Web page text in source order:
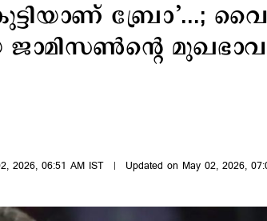
ബ്രോ’...;
2026, 06:51 AM IST Updated on May 02, 2026,